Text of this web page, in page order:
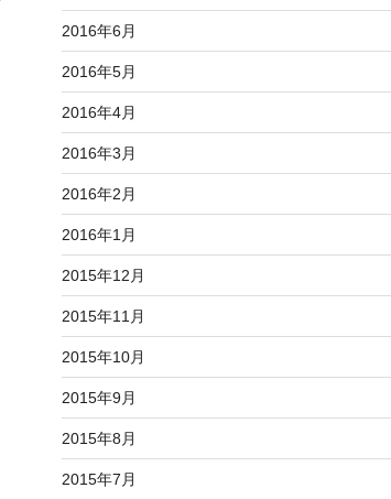
2016年6月
2016年5月
2016年4月
2016年3月
2016年2月
2016年1月
2015年12月
2015年11月
2015年10月
2015年9月
2015年8月
2015年7月